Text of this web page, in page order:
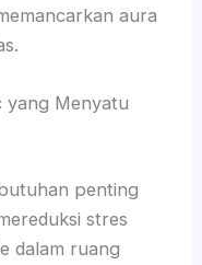
aura
yang Menyatu
penting
stres
dalam ruang